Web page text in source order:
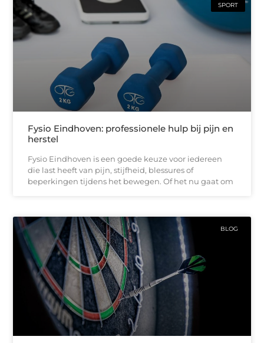
SPORT
Fysio Eindhoven: professionele hulp bij pijn en
herstel
Fysio Eindhoven is een goede keuze voor iedereen
die last heeft van pijn, stijfheid, blessures of
beperkingen tijdens het bewegen. Of het nu gaat om
BLOG